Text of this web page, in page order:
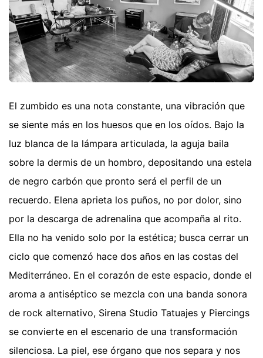
El zumbido es una nota constante, una vibración que
se siente más en los huesos que en los oídos. Bajo la
luz blanca de la lámpara articulada, la aguja baila
sobre la dermis de un hombro, depositando una estela
de negro carbón que pronto será el perfil de un
recuerdo. Elena aprieta los puños, no por dolor, sino
por la descarga de adrenalina que acompaña al rito.
Ella no ha venido solo por la estética; busca cerrar un
ciclo que comenzó hace dos años en las costas del
Mediterráneo. En el corazón de este espacio, donde el
aroma a antiséptico se mezcla con una banda sonora
de rock alternativo, Sirena Studio Tatuajes y Piercings
se convierte en el escenario de una transformación
silenciosa. La piel, ese órgano que nos separa y nos